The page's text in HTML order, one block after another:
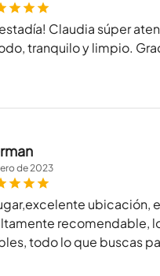
Claudia súper
tranquilo y limpio.
de2023
ubicación,
recomendable,
todo lo que buscas